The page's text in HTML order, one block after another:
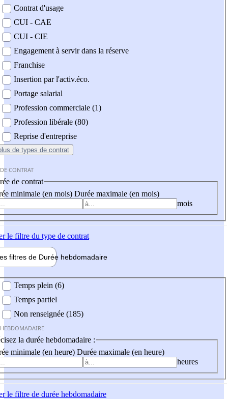
Contrat d'usage
CUI - CAE
CUI - CIE
Engagement à servir dans la réserve
Franchise
Insertion par l'activ.éco.
Portage salarial
Profession commerciale (1)
Profession libérale (80)
Reprise d'entreprise
de types de contrat
CONTRAT
de contrat
minimale (en mois) Durée maximale (en mois)
mois
le filtre du type de contrat
filtres de Durée hebdomadaire
Temps plein (6)
Temps partiel
Non renseignée (185)
la durée hebdomadaire :
minimale (en heure) Durée maximale (en heure)
heures
le filtre de durée hebdomadaire